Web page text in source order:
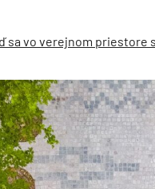
sa vo verejnom